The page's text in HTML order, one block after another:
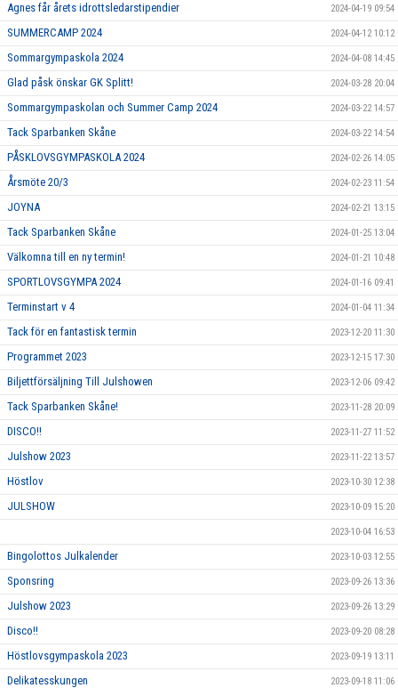
Agnes får årets idrottsledarstipendier 2024-04-19 09:54
SUMMERCAMP 2024 2024-04-12 10:12
Sommargympaskola 2024 2024-04-08 14:45
Glad påsk önskar GK Splitt! 2024-03-28 20:04
Sommargympaskolan och Summer Camp 2024 2024-03-22 14:57
Tack Sparbanken Skåne 2024-03-22 14:54
PÅSKLOVSGYMPASKOLA 2024 2024-02-26 14:05
Årsmöte 20/3 2024-02-23 11:54
JOYNA 2024-02-21 13:15
Tack Sparbanken Skåne 2024-01-25 13:04
Välkomna till en ny termin! 2024-01-21 10:48
SPORTLOVSGYMPA 2024 2024-01-16 09:41
Terminstart v 4 2024-01-04 11:34
Tack för en fantastisk termin 2023-12-20 11:30
Programmet 2023 2023-12-15 17:30
Biljettförsäljning Till Julshowen 2023-12-06 09:42
Tack Sparbanken Skåne! 2023-11-28 20:09
DISCO!! 2023-11-27 11:52
Julshow 2023 2023-11-22 13:57
Höstlov 2023-10-30 12:38
JULSHOW 2023-10-09 15:20
2023-10-04 16:53
Bingolottos Julkalender 2023-10-03 12:55
Sponsring 2023-09-26 13:36
Julshow 2023 2023-09-26 13:29
Disco!! 2023-09-20 08:28
Höstlovsgympaskola 2023 2023-09-19 13:11
Delikatesskungen 2023-09-18 11:06